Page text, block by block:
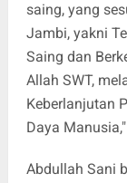
saing, yang
Jambi, yakni
Saing dan
Allah SWT,
Keberlanjutan
Daya
Abdullah Sani